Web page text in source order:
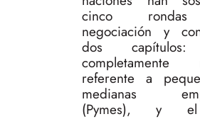
cinco
negociación y
dos
completamente
referente a
medianas
(Pymes), y